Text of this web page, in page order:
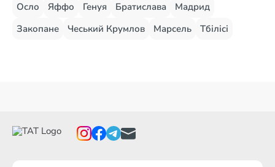
Осло
Яффо Генуя Братислава
Мадрид
Закопане
Чеський Крумлов Марсель Тбілісі